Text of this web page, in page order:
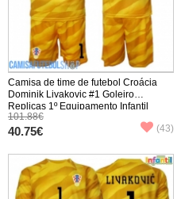
Camisa de time de futebol Croácia
Dominik Livakovic #1 Goleiro
Replicas 1º Equipamento Infantil
Mundo 2026 Manga Curta (+ Calças
curtas)
101.88€
40.75€ (43)